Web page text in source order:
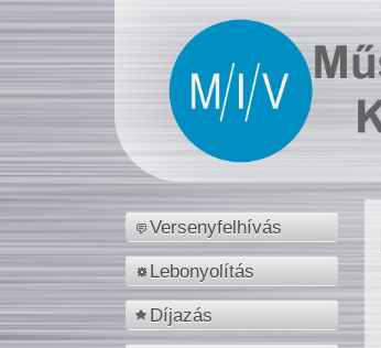
Versenyfelhívás
Lebonyolítás
Díjazás